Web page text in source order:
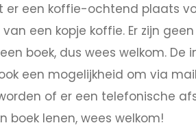
een koffie-ochtend plaats
een kopje koffie. Er zijn
boek, dus wees welkom.
een mogelijkheid om via
of er een telefonische
boek lenen, wees welkom!